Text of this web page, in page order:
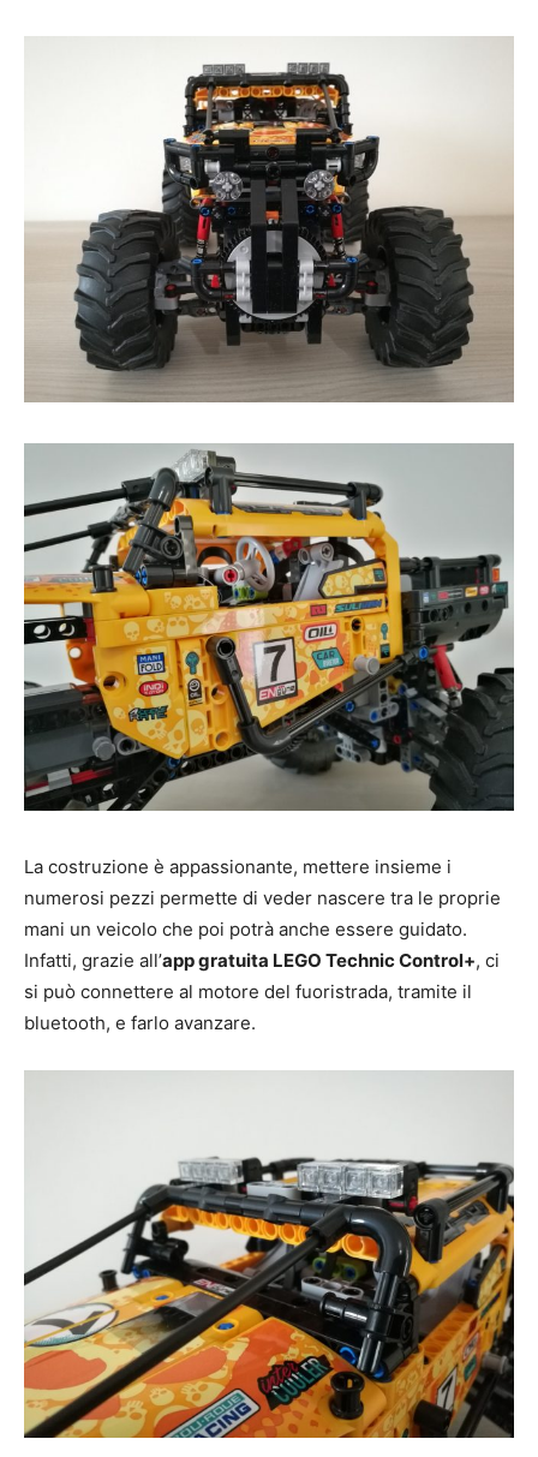
La costruzione è appassionante, mettere insieme i
numerosi pezzi permette di veder nascere tra le proprie
mani un veicolo che poi potrà anche essere guidato.
Infatti, grazie all’app gratuita LEGO Technic Control+, ci
si può connettere al motore del fuoristrada, tramite il
bluetooth, e farlo avanzare.